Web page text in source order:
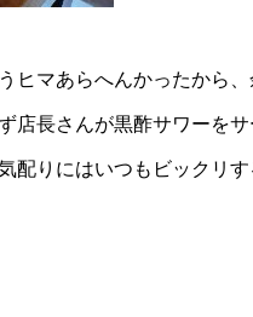
ヒマあらへんかったから、
店長さんが黒酢サワーをサ
配りにはいつもビックリす